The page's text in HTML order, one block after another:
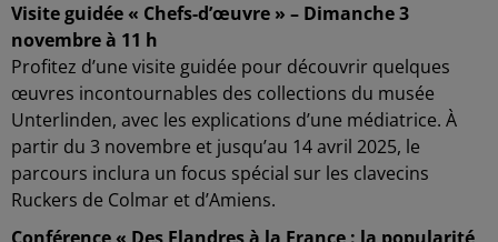
Visite guidée « Chefs-d’œuvre » – Dimanche 3
novembre à 11 h
Profitez d’une visite guidée pour découvrir quelques
œuvres incontournables des collections du musée
Unterlinden, avec les explications d’une médiatrice. À
partir du 3 novembre et jusqu’au 14 avril 2025, le
parcours inclura un focus spécial sur les clavecins
Ruckers de Colmar et d’Amiens.